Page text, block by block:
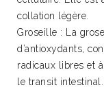
collation légère.
Groseille : La
d’antioxydants,
radicaux libres et
le transit intestinal.